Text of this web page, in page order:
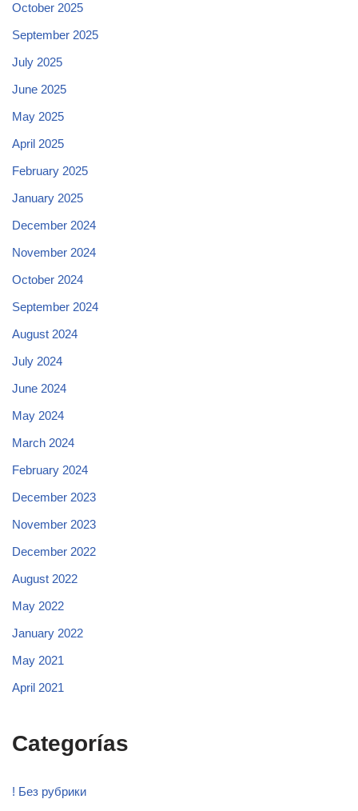
October 2025
September 2025
July 2025
June 2025
May 2025
April 2025
February 2025
January 2025
December 2024
November 2024
October 2024
September 2024
August 2024
July 2024
June 2024
May 2024
March 2024
February 2024
December 2023
November 2023
December 2022
August 2022
May 2022
January 2022
May 2021
April 2021
Categorías
! Без рубрики